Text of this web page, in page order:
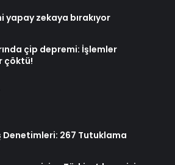
yapay zekaya bırakıyor
çip depremi: İşlemler
çöktü!
Denetimleri: 267 Tutuklama